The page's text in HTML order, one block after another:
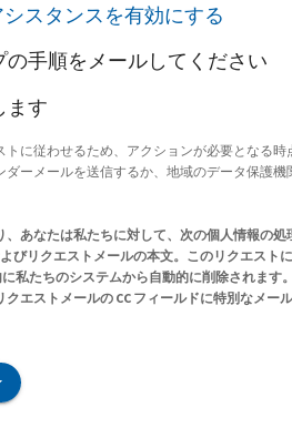
スタンスを有効にする
手順をメールしてください
ます
に従わせるため、アクションが必要となる時
ーメールを送信するか、地域のデータ保護
あなたは私たちに対して、次の個人情報の処
びリクエストメールの本文。このリクエスト
私たちのシステムから自動的に削除されます
エストメールの CC フィールドに特別なメー